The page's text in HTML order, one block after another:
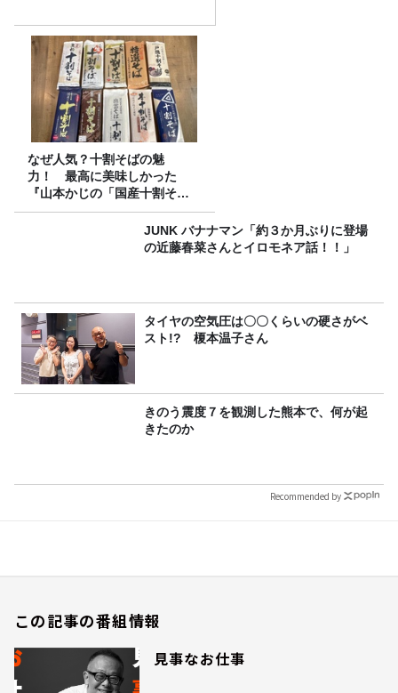
なぜ人気？十割そばの魅
力！ 最高に美味しかった
『山本かじの「国産十割そ
ば」』とは？【十割そば10種
JUNK バナナマン「約３か月ぶりに登場
の近藤春菜さんとイロモネア話！！」
タイヤの空気圧は〇〇くらいの硬さがベ
スト!? 榎本温子さん
きのう震度７を観測した熊本で、何が起
きたのか
Recommended by
この記事の番組情報
見事なお仕事